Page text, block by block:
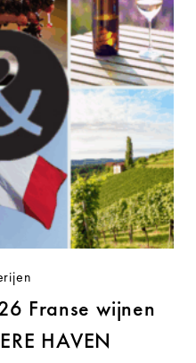
Franse wijnen
HAVEN